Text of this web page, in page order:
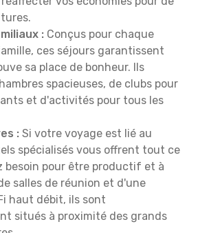
: Conçus pour chaque
ces séjours garantissent
sa place de bonheur. Ils
spacieuses, de clubs pour
et d'activités pour tous les
: Si votre voyage est lié au
spécialisés vous offrent tout ce
besoin pour être productif et à
salles de réunion et d'une
haut débit, ils sont
situés à proximité des grands